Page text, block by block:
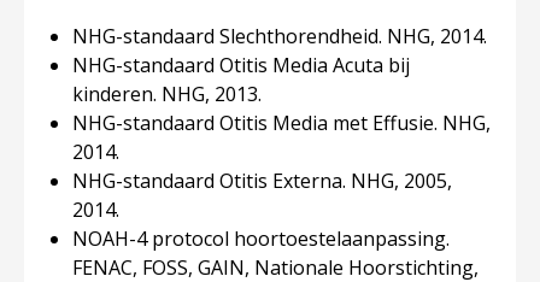
NHG-standaard Slechthorendheid. NHG, 2014.
NHG-standaard Otitis Media Acuta bij
kinderen. NHG, 2013.
NHG-standaard Otitis Media met Effusie. NHG,
2014.
NHG-standaard Otitis Externa. NHG, 2005,
2014.
NOAH-4 protocol hoortoestelaanpassing.
FENAC, FOSS, GAIN, Nationale Hoorstichting,